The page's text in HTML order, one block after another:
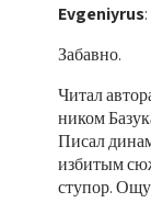
Evgeniyrus:
Забавно.
Читал
ником
Писал
избитым
ступор.